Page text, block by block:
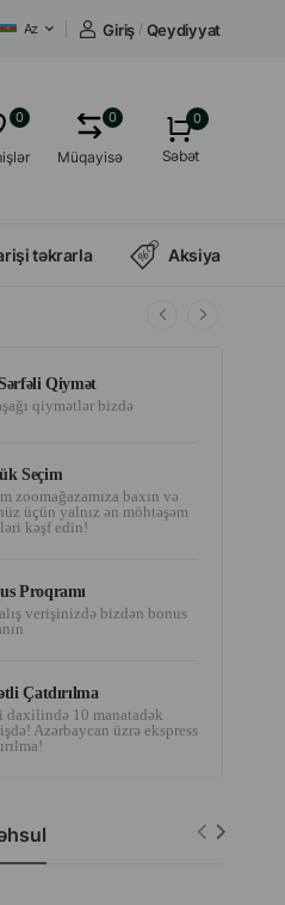
Az Giriş / Qeydiyyat
0
Müqayisə
0 0
Səbət
təkrarla Aksiya
Qiymət
qiymətlər bizdə
Seçim
zoomağazamıza baxın və
üçün yalnız ən möhtəşəm
kəşf edin!
Proqramı
verişinizdə bizdən bonus
Çatdırılma
daxilində 10 manatadək
Azərbaycan üzrə ekspress